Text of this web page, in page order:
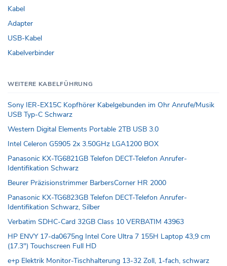
Kabel
Adapter
USB-Kabel
Kabelverbinder
WEITERE KABELFÜHRUNG
Sony IER-EX15C Kopfhörer Kabelgebunden im Ohr Anrufe/Musik
USB Typ-C Schwarz
Western Digital Elements Portable 2TB USB 3.0
Intel Celeron G5905 2x 3.50GHz LGA1200 BOX
Panasonic KX-TG6821GB Telefon DECT-Telefon Anrufer-
Identifikation Schwarz
Beurer Präzisionstrimmer BarbersCorner HR 2000
Panasonic KX-TG6823GB Telefon DECT-Telefon Anrufer-
Identifikation Schwarz, Silber
Verbatim SDHC-Card 32GB Class 10 VERBATIM 43963
HP ENVY 17-da0675ng Intel Core Ultra 7 155H Laptop 43,9 cm
(17.3") Touchscreen Full HD
e+p Elektrik Monitor-Tischhalterung 13-32 Zoll, 1-fach, schwarz